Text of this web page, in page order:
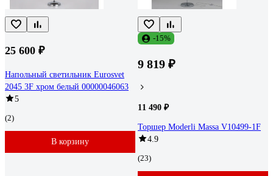
25 600 ₽
Напольный светильник Eurosvet
2045 3F хром белый 00000046063
5
(2)
В корзину
-15%
9 819 ₽
11 490 ₽
Торшер Moderli Massa V10499-1F
4.9
(23)